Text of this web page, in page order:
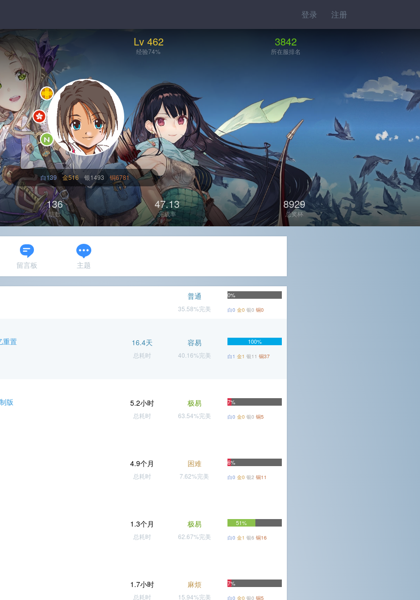
登录 注册
Lv 462
经验74%
3842
所在服排名
白139 金516 银1493 铜6781
136
坑数
47.13
完成率
8929
总奖杯
留言板 主题
普通
35.58%完美
0%
白0 金0 银0 铜0
重置 16.4天
总耗时
容易
40.16%完美
100%
白1 金1 银11 铜37
版 5.2小时
总耗时
极易
63.54%完美
7%
白0 金0 银0 铜5
4.9个月
总耗时
困难
7.62%完美
6%
白0 金0 银2 铜11
1.3个月
总耗时
极易
62.67%完美
51%
白0 金1 银6 铜16
1.7小时
总耗时
麻烦
15.94%完美
7%
白0 金0 银0 铜5